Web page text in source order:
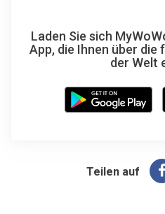
Laden Sie sich
App, die Ihnen über
der Welt
Teilen auf